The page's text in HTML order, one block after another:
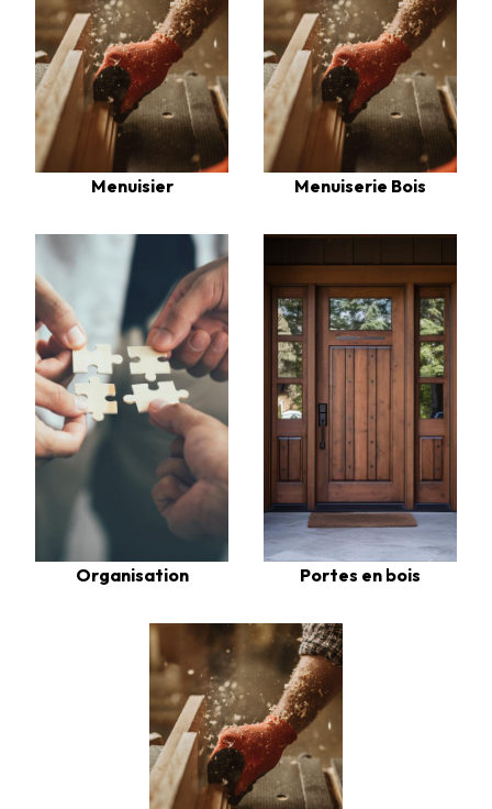
Menuisier Menuiserie Bois
Organisation Portes en bois